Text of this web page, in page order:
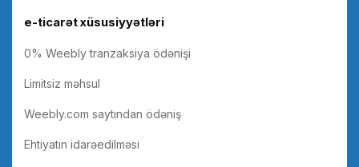
e-ticarət xüsusiyyətləri
0% Weebly tranzaksiya ödənişi
Limitsiz məhsul
Weebly.com saytından ödəniş
Ehtiyatın idarəedilməsi